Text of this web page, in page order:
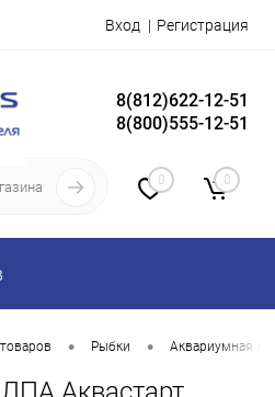
Вход Регистрация
8(812)622-12-51
8(800)555-12-51
0 0
• Рыбки • Аквариумная